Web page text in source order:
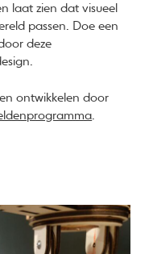
laat zien dat visueel
passen. Doe een
deze
ontwikkelen door